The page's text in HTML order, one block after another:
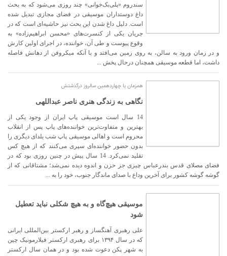
سندروم «پلی‌بک‌خوانی» چند روزی می‌شود که به بحث
داغ دوستداران موسیقی در فضای مجازی تبدیل شده
است. دلیل داغ شدن این بحث نیز حاشیه‌ای است که در
جریان یکی از کنسرت‌های «محسن ابراهیم‌زاده» به
وقوع پیوست و طی آن، خواننده، در اجرای اولین کارش
و در زمان ورود به سالن، به روی زمین می‌افتد و با آنکه میکروفن از دهانش فاصله
داشت، اما قطعه موسیقی همچنان درحال پخش ...
همزمان با چهاردهمین سالروز درگذشتش
نگاهی به زندگی هنری ناصر عبداللهی
14 سال است موسیقی پاپ ایران از وجود یکی از
بهترین و متفاوت‌ترین خواننده‌های پاپ پس از انقلاب
محروم است و اهالی موسیقی پاپ شب یلدای دیگری را
بدون حضور خواننده‌ای سپری می‌کنند که از هیچ کس
تقلید نمی‌کرد. 14 سال پیش در چنین روزی بود که در
فضای مصلای قدس بندرعباس چیزی جز حزن و اندوه دیده نمی‌شد؛ مشتاقانی که از
گوشه گوشه کشور برای آخرین وداع با صدای ماندگار جنوب، خود را به ...
موسیقی هیچ‌گاه و به هیچ شکلی نباید تعطیل
شود
علی رهبری آهنگساز و رهبر ارکستر بین‌المللی ایرانی
که در سال ۱۳۹۴ برای رهبری ارکستر فیلارمونیک چین
به شهر پکن دعوت شده بود و در همان سال ارکستر